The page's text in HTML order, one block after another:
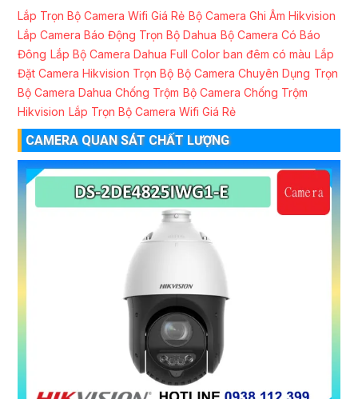
Lắp Trọn Bộ Camera Wifi Giá Rẻ Bộ Camera Ghi Âm Hikvision
Lắp Camera Báo Động Trọn Bộ Dahua Bộ Camera Có Báo
Đông Lắp Bộ Camera Dahua Full Color ban đêm có màu Lắp
Đặt Camera Hikvision Trọn Bộ Bộ Camera Chuyên Dụng Trọn
Bộ Camera Dahua Chống Trộm Bộ Camera Chống Trộm
Hikvision Lắp Trọn Bộ Camera Wifi Giá Rẻ
CAMERA QUAN SÁT CHẤT LƯỢNG